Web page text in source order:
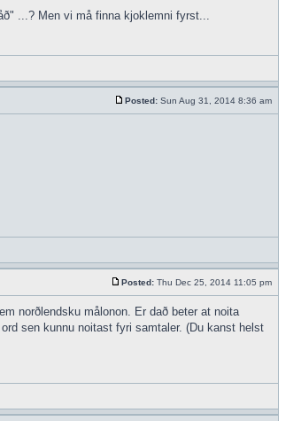
...? Men vi må finna kjoklemni fyrst...
Posted: Sun Aug 31, 2014 8:36 am
Posted: Thu Dec 25, 2014 11:05 pm
norðlendsku målonon. Er dað beter at noita
sen kunnu noitast fyri samtaler. (Du kanst helst